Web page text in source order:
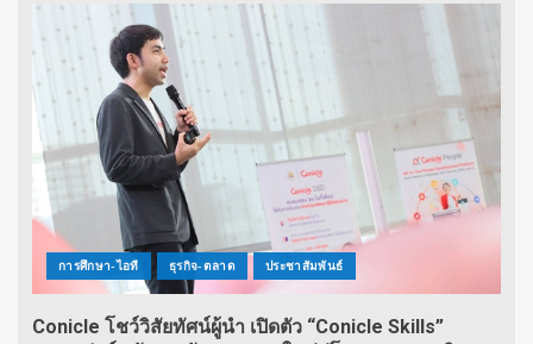
การศึกษา-ไอที ธุรกิจ-ตลาด ประชาสัมพันธ์
Conicle โชว์วิสัยทัศน์ผู้นำ เปิดตัว “Conicle Skills”